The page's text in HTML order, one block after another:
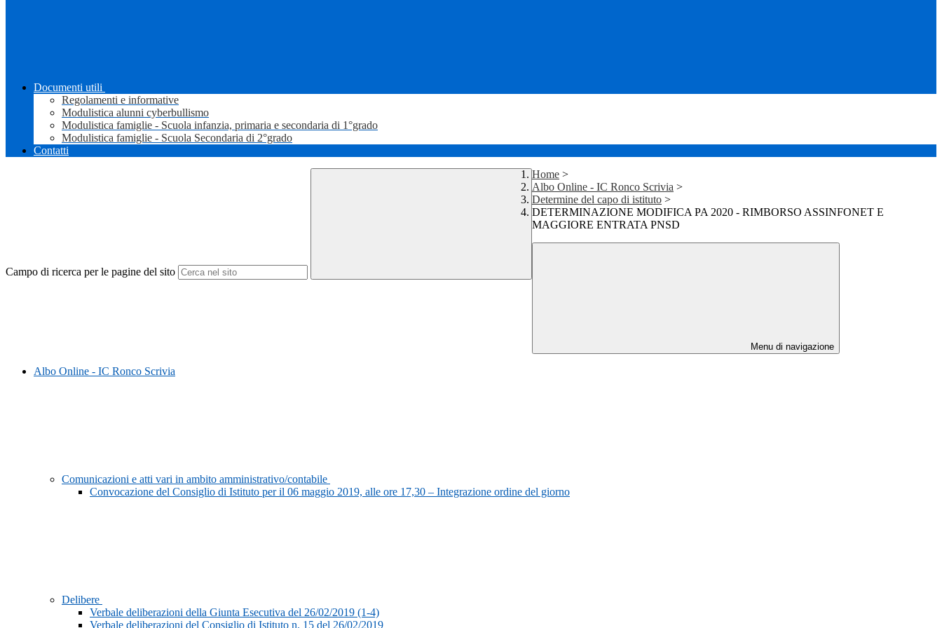
Documenti utili
Regolamenti e informative
Modulistica alunni cyberbullismo
Modulistica famiglie - Scuola infanzia, primaria e secondaria di 1°grado
Modulistica famiglie - Scuola Secondaria di 2°grado
Contatti
Campo di ricerca per le pagine del sito
Home >
Albo Online - IC Ronco Scrivia >
Determine del capo di istituto >
DETERMINAZIONE MODIFICA PA 2020 - RIMBORSO ASSINFONET E
MAGGIORE ENTRATA PNSD
Menu di navigazione
Albo Online - IC Ronco Scrivia
Comunicazioni e atti vari in ambito amministrativo/contabile
Convocazione del Consiglio di Istituto per il 06 maggio 2019, alle ore 17,30 – Integrazione ordine del giorno
Delibere
Verbale deliberazioni della Giunta Esecutiva del 26/02/2019 (1-4)
Verbale deliberazioni del Consiglio di Istituto n. 15 del 26/02/2019